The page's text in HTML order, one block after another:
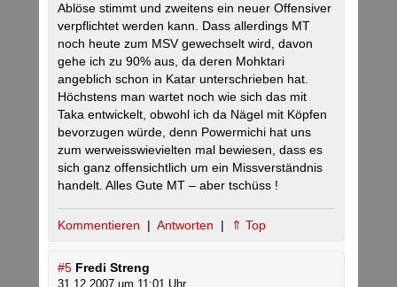
Ablöse stimmt und zweitens ein neuer Offensiver
verpflichtet werden kann. Dass allerdings MT
noch heute zum MSV gewechselt wird, davon
gehe ich zu 90% aus, da deren Mohktari
angeblich schon in Katar unterschrieben hat.
Höchstens man wartet noch wie sich das mit
Taka entwickelt, obwohl ich da Nägel mit Köpfen
bevorzugen würde, denn Powermichi hat uns
zum werweisswievielten mal bewiesen, dass es
sich ganz offensichtlich um ein Missverständnis
handelt. Alles Gute MT – aber tschüss !
Kommentieren | Antworten | ⇑ Top
#5 Fredi Streng
31.12.2007 um 11:01 Uhr